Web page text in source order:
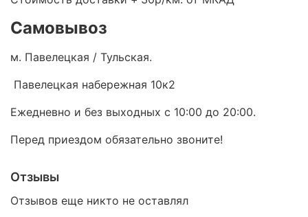
Самовывоз
м. Павелецкая / Тульская.
Павелецкая набережная 10к2
Ежедневно и без выходных с 10:00 до 20:00.
Перед приездом обязательно звоните!
Отзывы
Отзывов еще никто не оставлял